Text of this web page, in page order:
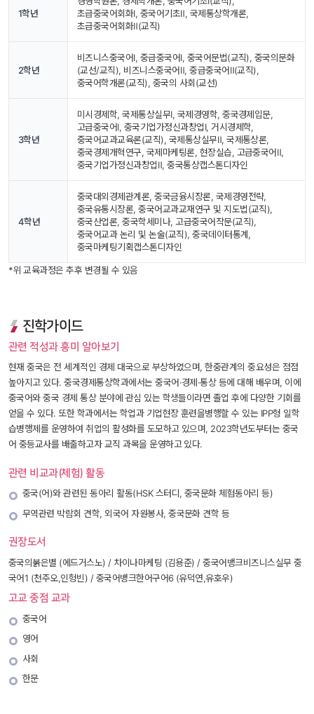
1학년
초급중국어회화Ⅰ, 중국어기초Ⅱ, 국제통상학개론,
초급중국어회화Ⅱ(교직)
2학년
비즈니스중국어Ⅰ, 중급중국어Ⅰ, 중국어문법(교직), 중국의문화
(교선/교직), 비즈니스중국어Ⅱ, 중급중국어Ⅱ(교직),
중국어학개론(교직), 중국의 사회(교선)
3학년
미시경제학, 국제통상실무Ⅰ, 국제경영학, 중국경제입문,
고급중국어Ⅰ, 중국기업가정신과창업Ⅰ, 거시경제학,
중국어교과교육론(교직), 국제통상실무Ⅱ, 국제통상론,
중국경제개혁연구, 국제마케팅론, 현장실습, 고급중국어Ⅱ,
중국기업가정신과창업Ⅱ, 중국통상캡스톤디자인
4학년
중국대외경제관계론, 중국금융시장론, 국제경영전략,
중국유통시장론, 중국어교과교재연구 및 지도법(교직),
중국산업론, 중국학세미나, 고급중국어작문(교직),
중국어교과 논리 및 논술(교직), 중국데이터통계,
중국마케팅기획캡스톤디자인
*위 교육과정은 추후 변경될 수 있음
진학가이드
관련 적성과 흥미 알아보기
현재 중국은 전 세계적인 경제 대국으로 부상하였으며, 한중관계의 중요성은 점점
높아지고 있다. 중국경제통상학과에서는 중국어·경제·통상 등에 대해 배우며, 이에
중국어와 중국 경제 통상 분야에 관심 있는 학생들이라면 졸업 후에 다양한 기회를
얻을 수 있다. 또한 학과에서는 학업과 기업현장 훈련을병행할 수 있는 IPP형 일학
습병행제를 운영하여 취업의 활성화를 도모하고 있으며, 2023학년도부터는 중국
어 중등교사를 배출하고자 교직 과목을 운영하고 있다.
관련 비교과(체험) 활동
중국(어)와 관련된 동아리 활동(HSK 스터디, 중국문화 체험동아리 등)
무역관련 박람회 견학, 외국어 자원봉사, 중국문화 견학 등
권장도서
중국의붉은별 (에드거스노) / 차이나마케팅 (김용준) / 중국어뱅크비즈니스실무 중
국어1 (천주오,인헝빈) / 중국어뱅크한어구어6 (유덕연,유호우)
고교 중점 교과
중국어
영어
사회
한문